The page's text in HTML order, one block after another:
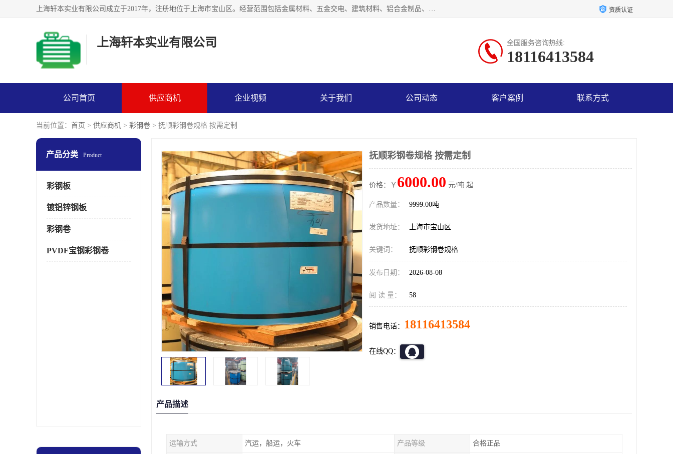
上海轩本实业有限公司成立于2017年，注册地位于上海市宝山区。经营范围包括金属材料、五金交电、建筑材料、铝合金制品、机械设备、电线电缆、装潢材料等；公司主营产品：宝钢彩钢板、宝钢彩钢卷、宝钢彩涂板、宝钢彩涂卷、宝钢高耐候彩钢板，宝钢氟碳彩钢板。是一家集钢铁贸易，物流、加工为一体的产业全配套公司。 资质认证
上海轩本实业有限公司 全国服务咨询热线:
18116413584
公司首页 供应商机 企业视频 关于我们 公司动态 客户案例 联系方式
当前位置： 首页 > 供应商机 > 彩钢卷 > 抚顺彩钢卷规格 按需定制
产品分类 Product
彩钢板
镀铝锌钢板
彩钢卷
PVDF宝钢彩钢卷
抚顺彩钢卷规格 按需定制
价格：￥ 6000.00 元/吨 起
产品数量： 9999.00吨
发货地址： 上海市宝山区
关键词： 抚顺彩钢卷规格
发布日期： 2026-08-08
阅 读 量： 58
销售电话： 18116413584
在线QQ：
产品描述
运输方式 汽运，船运，火车 产品等级 合格正品